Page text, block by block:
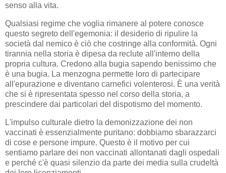
senso alla vita.
Qualsiasi regime che voglia rimanere al potere conosce
questo segreto dell'egemonia: il desiderio di ripulire la
società dal nemico è ciò che costringe alla conformità. Ogni
tirannia nella storia è dipesa da reclute all'interno della
propria cultura. Credono alla bugia sapendo benissimo che
è una bugia. La menzogna permette loro di partecipare
all'epurazione e diventano carnefici volenterosi. È una verità
che si è ripresentata spesso nel corso della storia, a
prescindere dai particolari del dispotismo del momento.
L'impulso culturale dietro la demonizzazione dei non
vaccinati è essenzialmente puritano: dobbiamo sbarazzarci
di cose e persone impure. Questo è il motivo per cui
sentiamo parlare dei non vaccinati allontanati dagli ospedali
e perché c'è quasi silenzio da parte dei media sulla crudeltà